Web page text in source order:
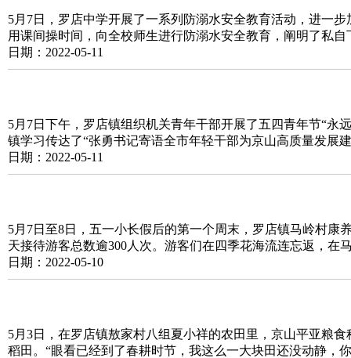
5月7日，罗店中学开展了一系列防溺水安全教育活动，进一
用课间操时间，向全校师生进行防溺水安全教育，阐明了私
日期：2022-05-11
5月7日下午，罗店镇组织机关青年干部开展了五四青年节“永
镇学习传达了“张勇书记寄语全市年轻干部为京山高质量发展
日期：2022-05-11
5月7日至8日，五一小长假后的第一个周末，罗店镇马岭村
天接待游客总数逾300人次。游客们在四季花海流连忘返，在
日期：2022-05-10
5月3日，在罗店镇敖家村八组夏小祥的农田里，京山平亚粮
稻田。“眼看已经到了春耕时节，我这么一大块田还没动静，